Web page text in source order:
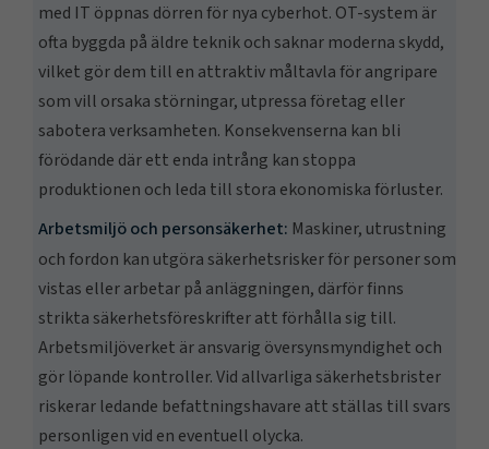
med IT öppnas dörren för nya cyberhot. OT-system är
ofta byggda på äldre teknik och saknar moderna skydd,
vilket gör dem till en attraktiv måltavla för angripare
som vill orsaka störningar, utpressa företag eller
sabotera verksamheten. Konsekvenserna kan bli
förödande där ett enda intrång kan stoppa
produktionen och leda till stora ekonomiska förluster.
Arbetsmiljö och personsäkerhet: Maskiner, utrustning
och fordon kan utgöra säkerhetsrisker för personer som
vistas eller arbetar på anläggningen, därför finns
strikta säkerhetsföreskrifter att förhålla sig till.
Arbetsmiljöverket är ansvarig översynsmyndighet och
gör löpande kontroller. Vid allvarliga säkerhetsbrister
riskerar ledande befattningshavare att ställas till svars
personligen vid en eventuell olycka.